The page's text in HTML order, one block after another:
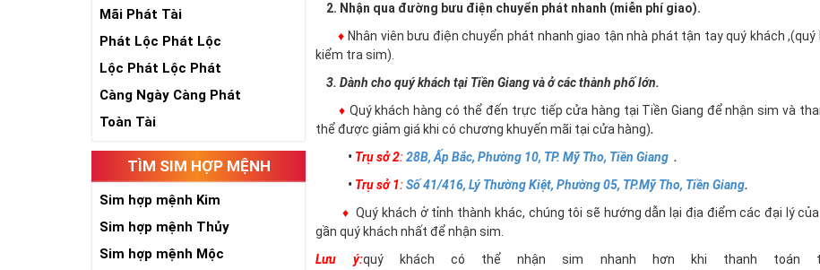
Mãi Phát Tài
Phát Lộc Phát Lộc
Lộc Phát Lộc Phát
Càng Ngày Càng Phát
Toàn Tài
TÌM SIM HỢP MỆNH
Sim hợp mệnh Kim
Sim hợp mệnh Thủy
Sim hợp mệnh Mộc
2. Nhận qua đường bưu điện chuyển phát nhanh (miễn phí giao).
♦ Nhân viên bưu điện chuyển phát nhanh giao tận nhà phát tận tay quý khách
kiểm tra sim).
3. Dành cho quý khách tại Tiền Giang và ở các thành phố lớn.
♦ Quý khách hàng có thể đến trực tiếp cửa hàng tại Tiền Giang để nhận sim và
thể được giảm giá khi có chương khuyến mãi tại cửa hàng).
• Trụ sở 2: 28B, Ấp Bắc, Phường 10, TP. Mỹ Tho, Tiền Giang .
• Trụ sở 1: Số 41/416, Lý Thường Kiệt, Phường 05, TP.Mỹ Tho, Tiền Giang.
♦ Quý khách ở tỉnh thành khác, chúng tôi sẽ hướng dẫn lại địa điểm các đại lý
gần quý khách nhất để nhận sim.
Lưu ý:quý khách có thể nhận sim nhanh hơn khi thanh toán